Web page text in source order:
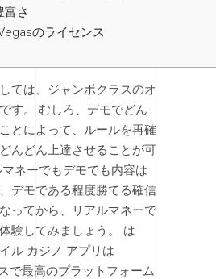
富さ
のライセンス
ては、ジャンボクラスのオ
す。 むしろ、デモでどん
とによって、ルールを再確
んどん上達させることが可
ネーでもデモでも内容は
デモである程度勝てる確信
ってから、リアルマネーで
験してみましょう。 は
ル カジノ アプリは
で最高のプラットフォーム